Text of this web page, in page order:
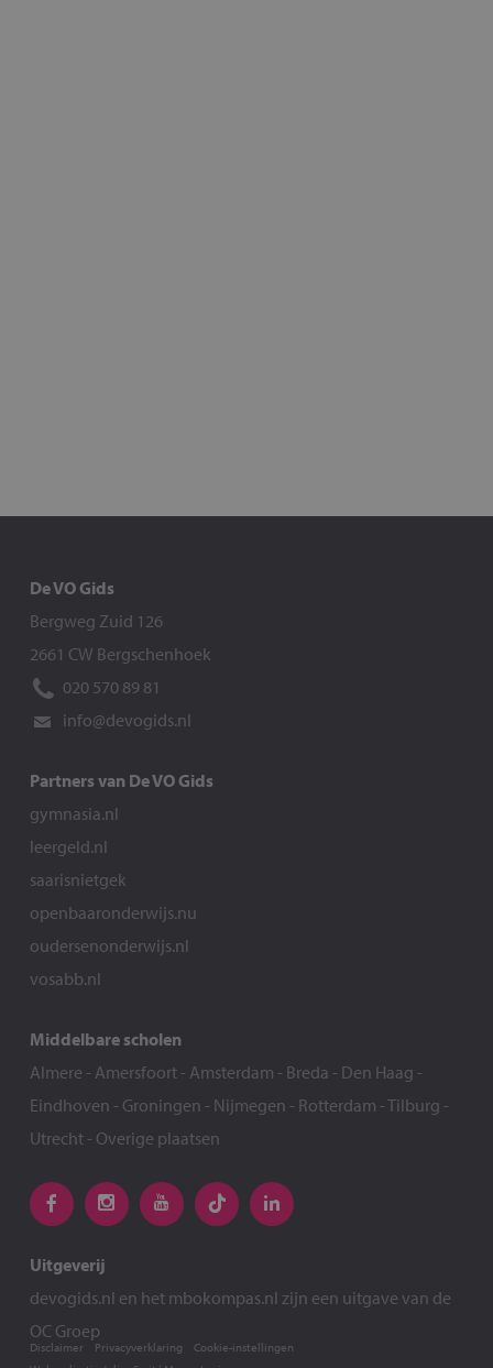
De VO Gids
Bergweg Zuid 126
2661 CW Bergschenhoek
020 570 89 81
info@devogids.nl
Partners van De VO Gids
gymnasia.nl
leergeld.nl
saarisnietgek
openbaaronderwijs.nu
oudersenonderwijs.nl
vosabb.nl
Middelbare scholen
Almere - Amersfoort- Amsterdam - Breda - Den Haag -
Eindhoven - Groningen - Nijmegen - Rotterdam -Tilburg -
Utrecht- Overige plaatsen
Uitgeverij
devogids.nl en het mbokompas.nl zijn een uitgave van de
OC Groep
Disclaimer Privacyverklaring Cookie-instellingen